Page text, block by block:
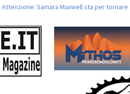
Attenzione: Samara Maxwell sta per tornare
Europei XCO: vittorie per Ghibaudo,
35ª Marathon Bike della Brianza: l’ultima
Europei MTB: il Team Relay firma il